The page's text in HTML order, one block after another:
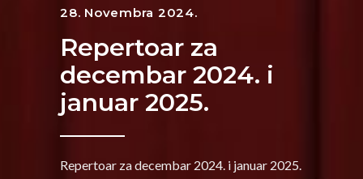
28. Novembra 2024.
Repertoar za
decembar 2024. i
januar 2025.
Repertoar za decembar 2024. i januar 2025.